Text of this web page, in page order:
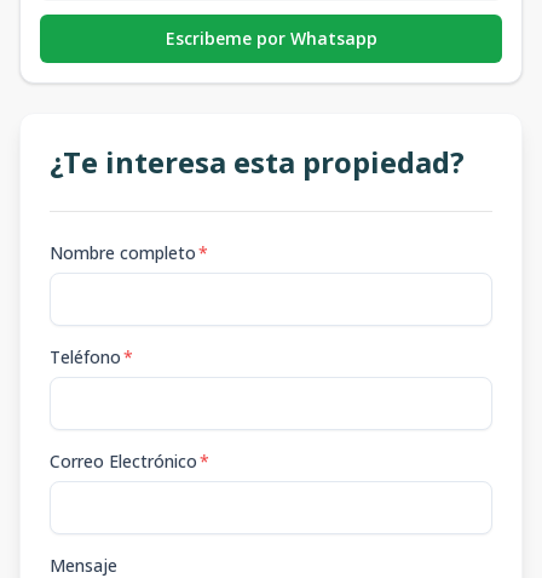
Escribeme por Whatsapp
¿Te interesa esta propiedad?
Nombre completo*
Teléfono*
Correo Electrónico*
Mensaje